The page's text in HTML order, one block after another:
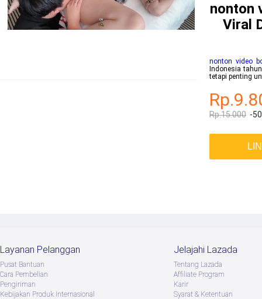
nonton
Viral
nonton video
Indonesia
tetapi penting
Rp.15.000 -
Layanan Pelanggan
Pusat Bantuan
Cara Pembelian
Pengiriman
Kebijakan Produk Internasional
Jelajahi Lazada
Tentang Lazada
Afﬁliate Program
Karir
Syarat & Ketentuan